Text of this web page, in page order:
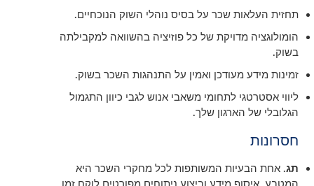
תחזית העלאות שכר על בסיס נוהלי השוק הנוכחיים.
הומולוגציה מדויקת של כל פוזיציה בהשוואה למקבילתה
בשוק.
זמינות מידע מעודכן ואמין על התנהגות השכר בשוק.
ליווי אסטרטגי לתחומי משאבי אנוש לגבי כיוון התגמול
הגלובלי של הארגון שלך.
חסרונות
תג. אחת הבעיות המשותפות לכל מחקרי השכר היא